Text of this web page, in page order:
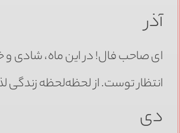
آذر
ای صاحب فال! در این ماه، شادی و
انتظار توست. از لحظه‌لحظه
دی